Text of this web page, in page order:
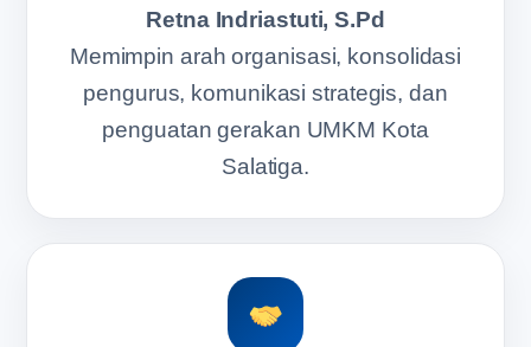
Retna Indriastuti, S.Pd
Memimpin arah organisasi, konsolidasi
pengurus, komunikasi strategis, dan
penguatan gerakan UMKM Kota
Salatiga.